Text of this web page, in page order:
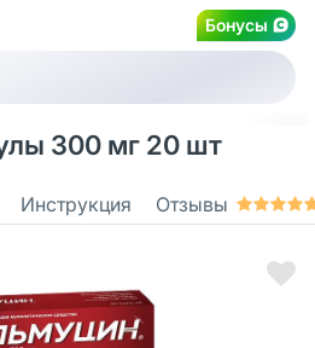
Бонусы
300 мг 20 шт
Инструкция Отзывы